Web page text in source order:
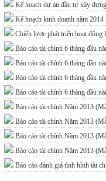
Kế hoạch dự án đầu tư xây
Kế hoạch kinh doanh năm 2014
Chiến lược phát triển hoạt động
Báo cáo tài chính 6 tháng đầu
Báo cáo tài chính 6 tháng đầu
Báo cáo tài chính 6 tháng đầu
Báo cáo tài chính 6 tháng đầu
Báo cáo tài chính Năm 2013
Báo cáo tài chính Năm 2013
Báo cáo tài chính Năm 2013
Báo cáo tài chính Năm 2013
Báo cáo đánh giá tình hình tài